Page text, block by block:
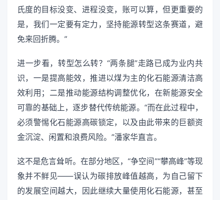
氏度的目标没变、进程没变，账可以算，但更重要的
是，我们一定要有定力，坚持能源转型这条赛道，避
免来回折腾。”
进一步看，转型怎么转？“两条腿”走路已成为业内共
识，一是提高能效，推进以煤为主的化石能源清洁高
效利用；二是推动能源结构调整优化，在新能源安全
可靠的基础上，逐步替代传统能源。“而在此过程中，
必须警惕化石能源高碳锁定，以及由此带来的巨额资
金沉淀、闲置和浪费风险。”潘家华直言。
这不是危言耸听。在部分地区，“争空间”“攀高峰”等现
象并不鲜见——误认为碳排放峰值越高，为自己留下
的发展空间越大，因此继续大量使用化石能源，甚至